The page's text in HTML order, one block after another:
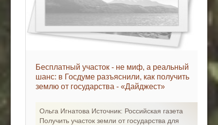
Бесплатный участок - не миф, а реальный
шанс: в Госдуме разъяснили, как получить
землю от государства - «Дайджест»
Ольга Игнатова Источник: Российская газета
Получить участок земли от государства для